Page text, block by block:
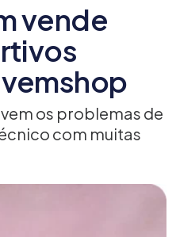
vende
os problemas de
com muitas